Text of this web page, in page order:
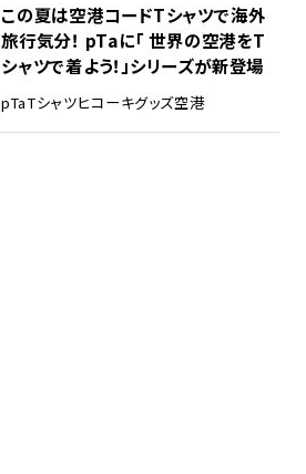
この夏は空港コードTシャツで海外
旅行気分！ pTaに「 世界の空港をT
シャツで着よう！」シリーズが新登場
pTaTシャツヒコーキグッズ空港